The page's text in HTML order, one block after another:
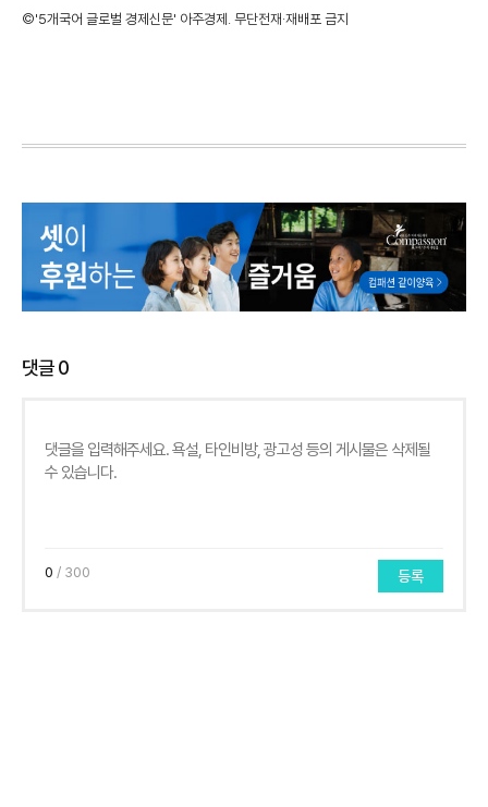
©'5개국어 글로벌 경제신문' 아주경제. 무단전재·재배포 금지
댓글0
0 / 300 등록